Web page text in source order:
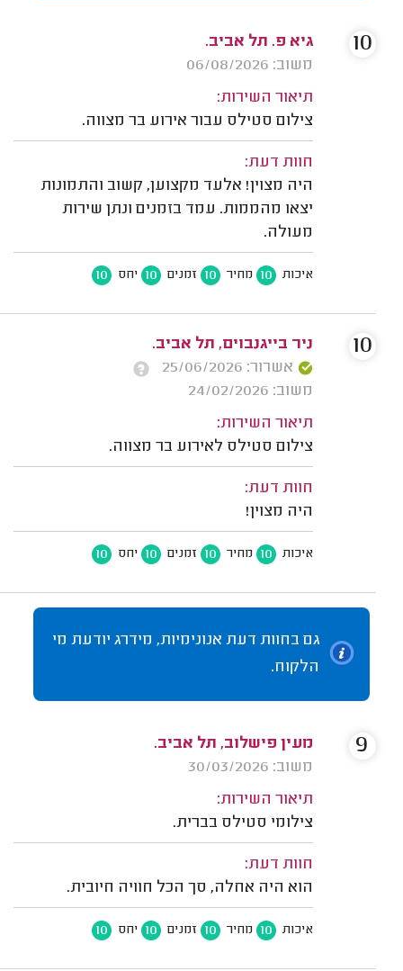
גיא פ. תל אביב.
משוב: 06/08/2026
תיאור השירות:
צילום סטילס עבור אירוע בר מצווה.
חוות דעת:
היה מצוין! אלעד מקצוען, קשוב והתמונות
יצאו מהממות. עמד בזמנים ונתן שירות
מעולה.
איכות 10 מחיר 10 זמנים 10 יחס 10
10
ניר בייגנבוים, תל אביב.
אשרור: 25/06/2026
משוב: 24/02/2026
תיאור השירות:
צילום סטילס לאירוע בר מצווה.
חוות דעת:
היה מצוין!
איכות 10 מחיר 10 זמנים 10 יחס 10
10
גם בחוות דעת אנונימיות, מידרג יודעת מי
הלקוח.
מעין פישלוב, תל אביב.
משוב: 30/03/2026
תיאור השירות:
צילומי סטילס בברית.
חוות דעת:
הוא היה אחלה, סך הכל חוויה חיובית.
איכות 10 מחיר 10 זמנים 10 יחס 10
9